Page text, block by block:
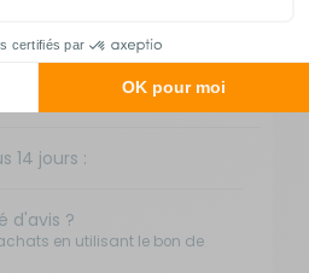
volume
3 à 4 jours ouvrés
14 jours :
d'avis ?
en utilisant le bon de